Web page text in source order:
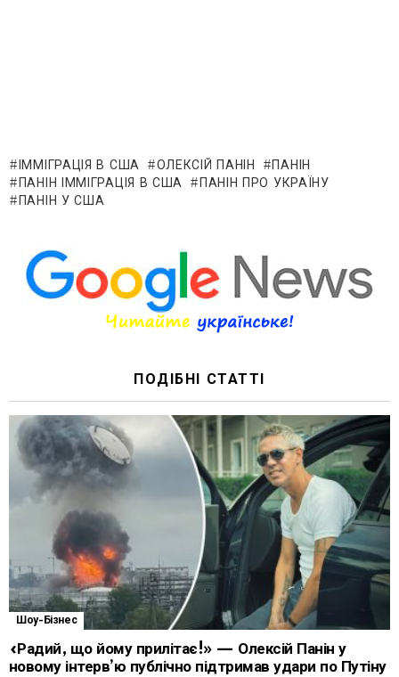
ІММІГРАЦІЯ В США ОЛЕКСІЙ ПАНІН
ПАНІН
ПАНІН ІММІГРАЦІЯ В США
ПАНІН ПРО УКРАЇНУ
ПАНІН У США
ПОДІБНІ СТАТТІ
Шоу-Бізнес
«Радий, що йому прилітає!» — Олексій Панін у
новому інтерв’ю публічно підтримав удари по Путіну